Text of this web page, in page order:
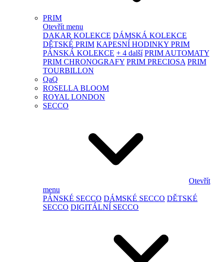
PRIM
Otevřít menu
DAKAR KOLEKCE DÁMSKÁ KOLEKCE
DĚTSKÉ PRIM KAPESNÍ HODINKY PRIM
PÁNSKÁ KOLEKCE + 4 další PRIM AUTOMATY
PRIM CHRONOGRAFY PRIM PRECIOSA PRIM
TOURBILLON
QaQ
ROSELLA BLOOM
ROYAL LONDON
SECCO
Otevřít
menu
PÁNSKÉ SECCO DÁMSKÉ SECCO DĚTSKÉ
SECCO DIGITÁLNÍ SECCO